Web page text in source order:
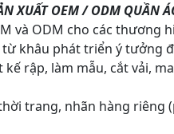
XUẤT OEM / ODM QUẦN
và ODM cho các thương
khâu phát triển ý tưởng
rập, làm mẫu, cắt vải,
trang, nhãn hàng riêng